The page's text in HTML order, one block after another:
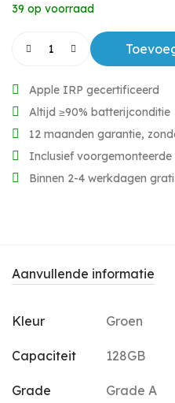
39 op voorraad
Apple IRP gecertificeerd
Altijd ≥90% batterijconditie
12 maanden garantie,
Inclusief
Binnen 2-4 werkdagen
Aanvullende informatie
Kleur Groen
Capaciteit 128GB
Grade Grade A